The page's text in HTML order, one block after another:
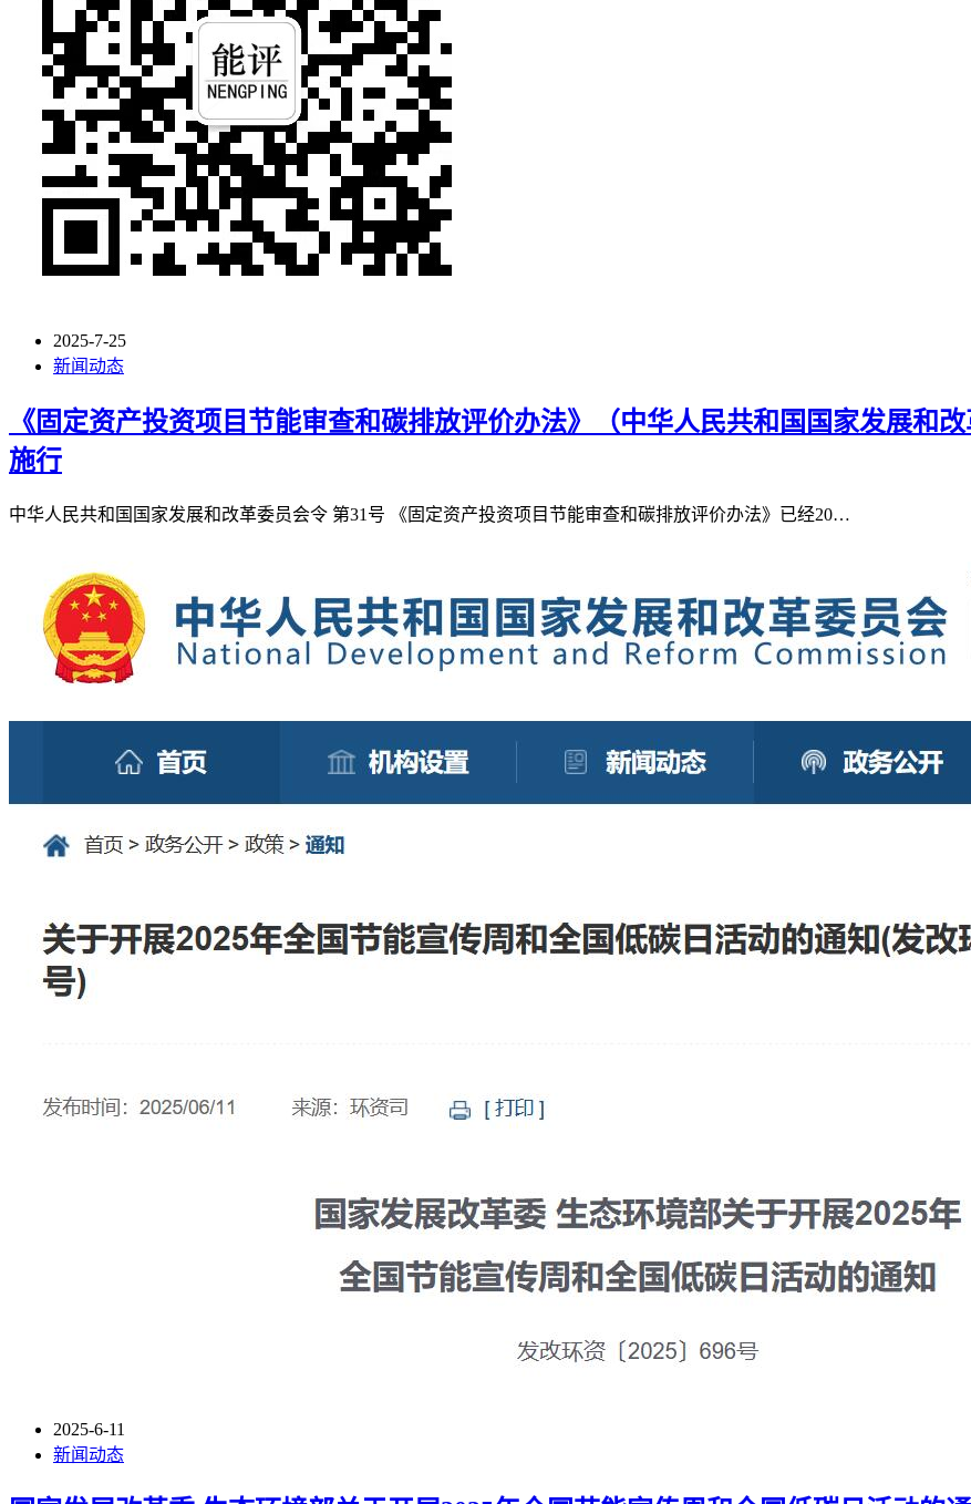
2025-7-25
新闻动态
《固定资产投资项目节能审查和碳排放评价办法》（中华人民共和国国家发展和
施行
中华人民共和国国家发展和改革委员会令 第31号 《固定资产投资项目节能审查和碳排放评价办法》已经20…
2025-6-11
新闻动态